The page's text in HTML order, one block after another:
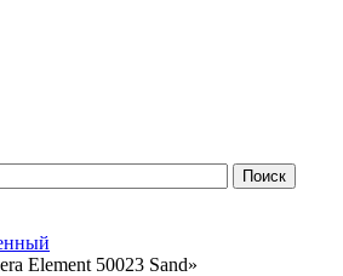
Element 50023 Sand»